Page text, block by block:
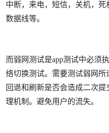
中断，来电，短信，关机，
数据线等。
而弱网测试是app测试中必须
络切换测试。需要测试弱网
回退和刷新是否会造成二次
理机制。避免用户的流失。